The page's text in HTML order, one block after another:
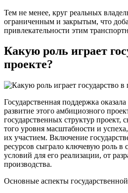
Тем не менее, круг реальных
ограниченным и закрытым, что
привлекательности этим
Какую роль играет
проекте?
Государственная поддержка
развитие этого амбициозного
государственных структур проект,
того уровня масштабности и
их участием. Включение
ресурсов сыграло ключевую роль в
условий для его реализации, от
производства.
Основные аспекты